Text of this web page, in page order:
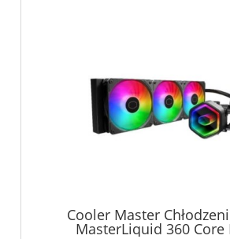
Cooler Master
MasterLiquid 360 Core